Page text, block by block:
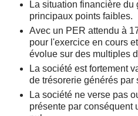
La situation financière
principaux points faibles.
Avec un PER attendu à
pour l'exercice en cours
évolue sur des multiples
La société est fortement
de trésorerie générés par
La société ne verse pas
présente par conséquent